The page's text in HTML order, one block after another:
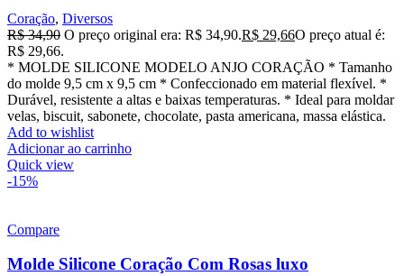
Coração, Diversos
R$34,90 O preço original era: R$ 34,90.R$ 29,66O preço atual é:
R$ 29,66.
* MOLDE SILICONE MODELO ANJO CORAÇÃO * Tamanho
do molde 9,5 cm x 9,5 cm * Confeccionado em material flexível. *
Durável, resistente a altas e baixas temperaturas. * Ideal para moldar
velas, biscuit, sabonete, chocolate, pasta americana, massa elástica.
Add to wishlist
Adicionar ao carrinho
Quick view
-15%
Compare
Molde Silicone Coração Com Rosas luxo